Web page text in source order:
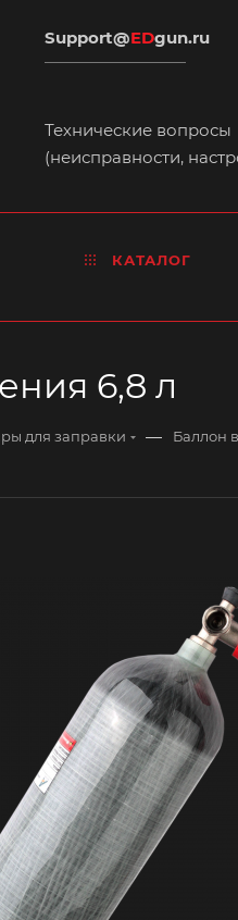
Support@EDgun.ru
Технические вопросы
(неисправности,
КАТАЛОГ
6,8 л
для заправки — Баллон